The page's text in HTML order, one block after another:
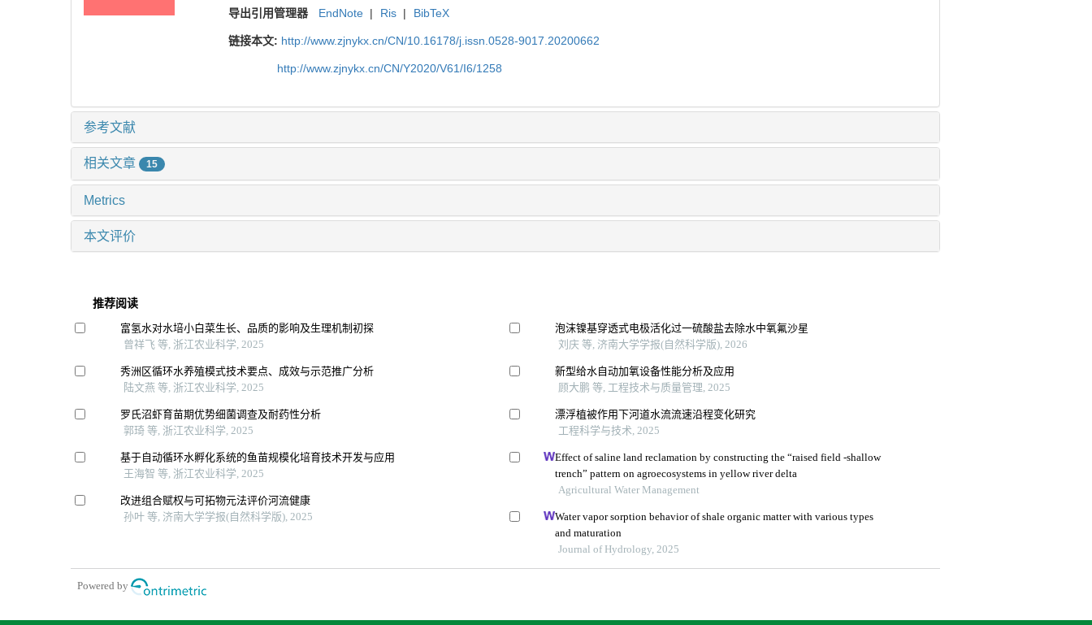
导出引用管理器 EndNote | Ris | BibTeX
链接本文: http://www.zjnykx.cn/CN/10.16178/j.issn.0528-9017.20200662
http://www.zjnykx.cn/CN/Y2020/V61/I6/1258
参考文献
相关文章 15
Metrics
本文评价
推荐阅读
富氢水对水培小白菜生长、品质的影响及生理机制初探
曾祥飞 等, 浙江农业科学, 2025
秀洲区循环水养殖模式技术要点、成效与示范推广分析
陆文燕 等, 浙江农业科学, 2025
罗氏沼虾育苗期优势细菌调查及耐药性分析
郭琦 等, 浙江农业科学, 2025
基于自动循环水孵化系统的鱼苗规模化培育技术开发与应用
王海智 等, 浙江农业科学, 2025
改进组合赋权与可拓物元法评价河流健康
孙叶 等, 济南大学学报(自然科学版), 2025
泡沫镍基穿透式电极活化过一硫酸盐去除水中氧氟沙星
刘庆 等, 济南大学学报(自然科学版), 2026
新型给水自动加氧设备性能分析及应用
顾大鹏 等, 工程技术与质量管理, 2025
漂浮植被作用下河道水流流速沿程变化研究
工程科学与技术, 2025
Effect of saline land reclamation by constructing the “raised field -shallow
trench” pattern on agroecosystems in yellow river delta
Agricultural Water Management
Water vapor sorption behavior of shale organic matter with various types
and maturation
Journal of Hydrology, 2025
Powered by